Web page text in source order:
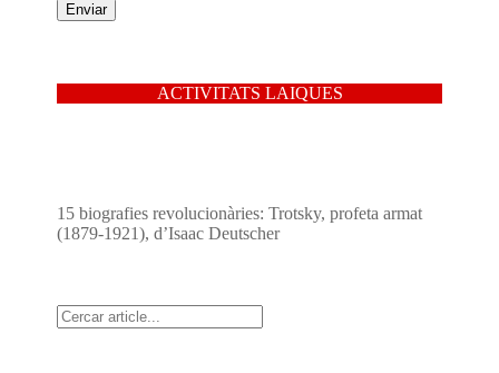
ACTIVITATS LAIQUES
15 biografies revolucionàries: Trotsky, profeta armat
(1879-1921), d’Isaac Deutscher
Cerca